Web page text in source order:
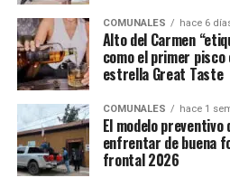
COMUNALES hace 6
Alto del Carmen
como el primer
estrella Great Taste
COMUNALES hace 1
El modelo
enfrentar de buena
frontal 2026